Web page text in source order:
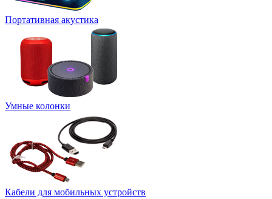
Портативная акустика
Умные колонки
Кабели для мобильных устройств